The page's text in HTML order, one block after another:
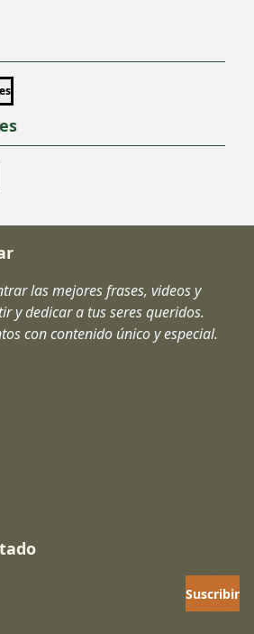
las mejores frases, videos y
y dedicar a tus seres queridos.
con contenido único y especial.
Suscribir